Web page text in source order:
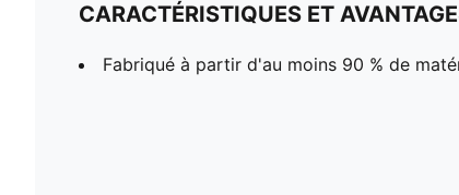
CARACTÉRISTIQUES ET
Fabriqué à partir d'au moins 90 % de